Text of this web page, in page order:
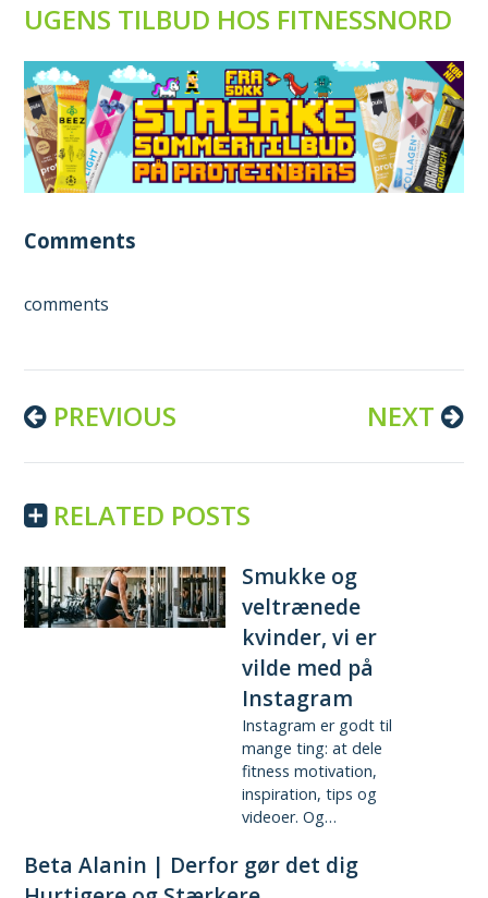
UGENS TILBUD HOS FITNESSNORD
Comments
comments
Continue
Reading
PREVIOUS NEXT
RELATED POSTS
Smukke og
veltrænede
kvinder, vi er
vilde med på
Instagram
Instagram er godt til
mange ting: at dele
fitness motivation,
inspiration, tips og
videoer. Og…
Beta Alanin | Derfor gør det dig